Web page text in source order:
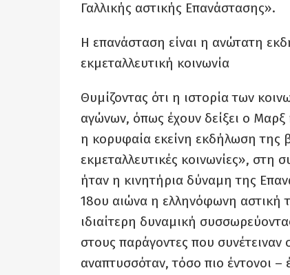
Γαλλικής αστικής Επανάστασης».
Η επανάσταση είναι η ανώτατη
εκμεταλλευτική κοινωνία
Θυμίζοντας ότι η ιστορία των
αγώνων, όπως έχουν δείξει ο Μαρξ
η κορυφαία εκείνη εκδήλωση της
εκμεταλλευτικές κοινωνίες», στη
ήταν η κινητήρια δύναμη της
18ου αιώνα η ελληνόφωνη αστική
ιδιαίτερη δυναμική
στους παράγοντες που
αναπτυσσόταν, τόσο πιο έντονοι –